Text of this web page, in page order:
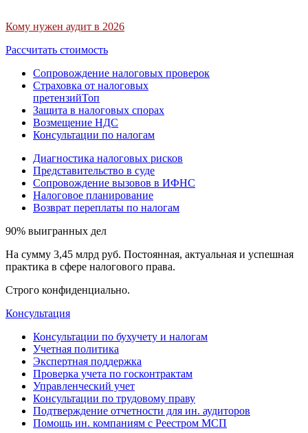
Кому нужен аудит в 2026
Рассчитать стоимость
Сопровождение налоговых проверок
Страховка от налоговых
претензийТоп
Защита в налоговых спорах
Возмещение НДС
Консультации по налогам
Диагностика налоговых рисков
Представительство в суде
Сопровождение вызовов в ИФНС
Налоговое планирование
Возврат переплаты по налогам
90% выигранных дел
На сумму 3,45 млрд руб. Постоянная, актуальная и успешная
практика в сфере налогового права.
Строго конфиденциально.
Консультация
Консультации по бухучету и налогам
Учетная политика
Экспертная поддержка
Проверка учета по госконтрактам
Управленческий учет
Консультации по трудовому праву
Подтверждение отчетности для ин. аудиторов
Помощь ин. компаниям с Реестром МСП